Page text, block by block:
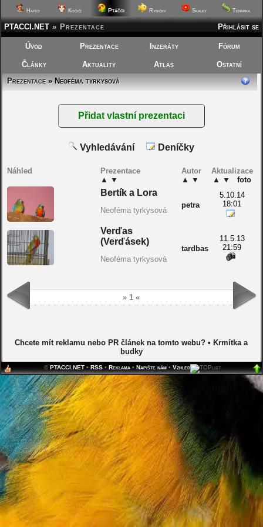
Hafíci Kočičí Ptáčci Rybičky Skalky Terárka
Přihlásit se
PTACCI.NET » Prezentace
Úvod Prezentace Inzeráty Fórum
Články Aktuality Atlas
Ostatní
Prezentace» Neoféma tyrkysová
Vyhledávání Deníčky
Náhled
Prezentace
▲ ▼
Autor
▲ ▼
Aktualizace
▲ ▼ foto
Bertík a Lora
Neoféma tyrkysová
petra
5.10.14
18:01
Verďas
(Verďásek)
Neoféma tyrkysová
tardbas
11.5.13
21:59
» 1 «
Chcete mít reklamu nebo PR článek na tomto webu? • Krmítka a
budky
©PTACCI.NET• RSS• Reklama• Napište nám• Vzhled